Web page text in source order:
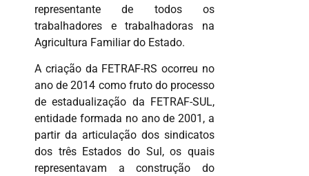
representante de todos os
trabalhadores e trabalhadoras na
Agricultura Familiar do Estado.
A criação da FETRAF-RS ocorreu no
ano de 2014 como fruto do processo
de estadualização da FETRAF-SUL,
entidade formada no ano de 2001, a
partir da articulação dos sindicatos
dos três Estados do Sul, os quais
representavam a construção do